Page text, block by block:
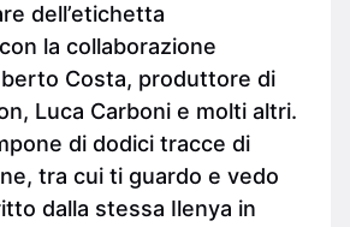
dell’etichetta
la collaborazione
Costa, produttore di
Luca Carboni e molti altri.
di dodici tracce di
tra cui ti guardo e vedo
dalla stessa Ilenya in